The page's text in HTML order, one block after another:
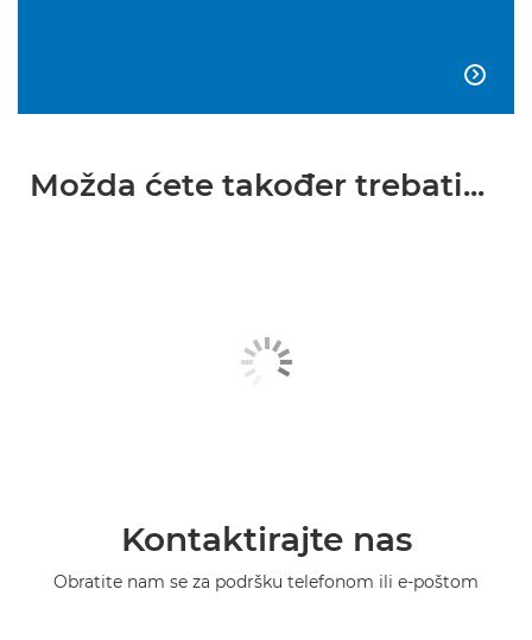

Možda ćete također trebati...
Kontaktirajte nas
Obratite nam se za podršku telefonom ili e-poštom